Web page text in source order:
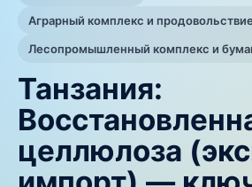
Аграрный комплекс и продовольствие
Лесопромышленный комплекс и
Танзания:
целлюлоза